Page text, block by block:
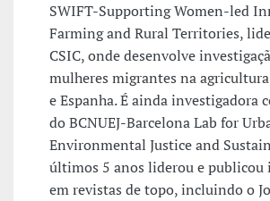
SWIFT-Supporting Women-led
Farming and Rural Territories,
CSIC, onde desenvolve
mulheres migrantes na
e Espanha. É ainda investigadora
do BCNUEJ-Barcelona Lab for
Environmental Justice and
últimos 5 anos liderou e publicou
em revistas de topo, incluindo o